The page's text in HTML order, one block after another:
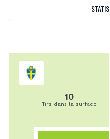
10
Tirs dans la surface